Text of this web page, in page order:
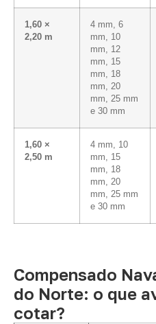
1,60 ×
2,20 m
4 mm, 6
mm, 10
mm, 12
mm, 15
mm, 18
mm, 20
mm, 25 mm
e 30 mm
1,60 ×
2,50 m
4 mm, 10
mm, 15
mm, 18
mm, 20
mm, 25 mm
e 30 mm
Compensado
do Norte: o que
cotar?